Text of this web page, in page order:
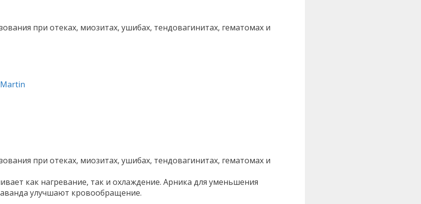
при отеках, миозитах, ушибах, тендовагинитах, гематомах и
при отеках, миозитах, ушибах, тендовагинитах, гематомах и
как нагревание, так и охлаждение. Арника для уменьшения
улучшают кровообращение.